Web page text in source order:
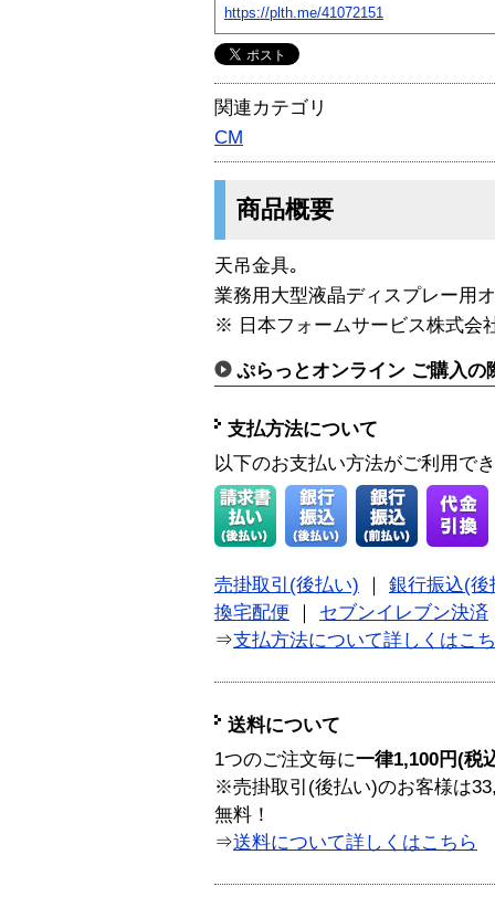
https://plth.me/41072151
関連カテゴリ
CM
商品概要
天吊金具｡
業務用大型液晶ディスプレー用
※ 日本フォームサービス株式会
ぷらっとオンライン ご購入の
支払方法について
以下のお支払い方法がご利用で
売掛取引(後払い)
銀行振込(後
換宅配便
セブンイレブン決済
⇒支払方法について詳しくはこ
送料について
1つのご注文毎に一律1,100円(税
※売掛取引(後払い)のお客様は
無料！
⇒送料について詳しくはこちら